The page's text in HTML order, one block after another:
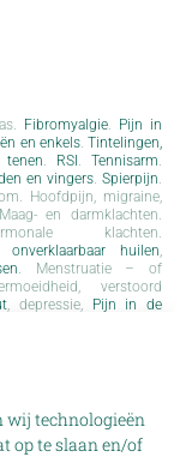
wij technologieën
op te slaan en/of
Fibromyalgie
Pijn in
en enkels.Tintelingen,
RSI .Tennisarm
en vingers Spierpijn
Hoofdpijn, migraine,
en darmklachten.
klachten.
huilen
. Menstruatie – of
verstoord
, depressie,
Pijn in de